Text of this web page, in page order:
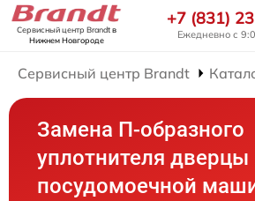
Сервисный центр Brandtв
Нижнем Новгороде
+7 (831)
Ежедневно с
Сервисный центр Brandt
Замена П-образного
уплотнителя дверцы
посудомоечной